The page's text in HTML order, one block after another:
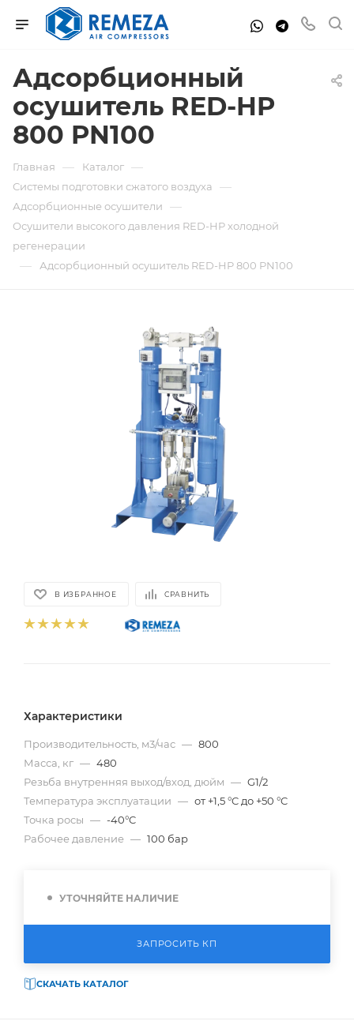
Адсорбционный
осушитель RED-HP
800 PN100
Главная — Каталог —
Системы подготовки сжатого воздуха —
Адсорбционные осушители —
Осушители высокого давления RED-HP холодной
регенерации
— Адсорбционный осушитель RED-HP 800 PN100
В ИЗБРАННОЕ СРАВНИТЬ
Характеристики
Производительность, м3/час — 800
Масса, кг — 480
Резьба внутренняя выход/вход, дюйм — G1/2
Температура эксплуатации — от +1,5 °C до +50 °C
Точка росы — -40°C
Рабочее давление — 100 бар
УТОЧНЯЙТЕ НАЛИЧИЕ
ЗАПРОСИТЬ КП
СКАЧАТЬ КАТАЛОГ